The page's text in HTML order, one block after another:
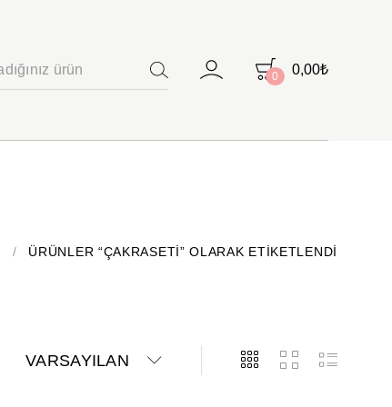
0 0,00₺
/ ÜRÜNLER “ÇAKRASETI” OLARAK ETIKETLENDI
VARSAYILAN